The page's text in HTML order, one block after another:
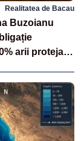
Realitatea de Bacau
Buzoianu
arii protejate